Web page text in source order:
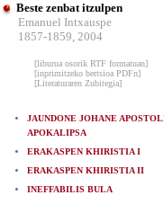
Beste zenbat itzulpen
Emanuel Intxauspe
1857-1859, 2004
[liburua osorik RTF formatuan]
[inprimitzeko bertsioa PDFn]
[Literaturaren Zubitegia]
JAUNDONE JOHANE
APOKALIPSA
ERAKASPEN KHIRISTIA I
ERAKASPEN KHIRISTIA II
INEFFABILIS BULA